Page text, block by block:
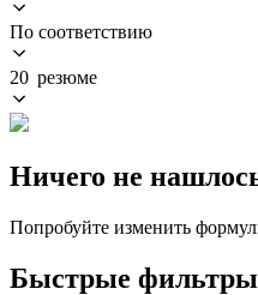
По соответствию
20 резюме
Ничего не
Попробуйте изменить
Быстрые фильтры